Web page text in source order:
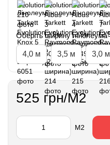
Оберіть ширину лінолеума
4,0 м 3,5 м 3,0 м
525 грн/М2
М2